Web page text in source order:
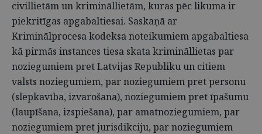
civillietām un krimināllietām, kuras pēc likuma ir
piekritīgas apgabaltiesai. Saskaņā ar
Kriminālprocesa kodeksa noteikumiem apgabaltiesa
kā pirmās instances tiesa skata krimināllietas par
noziegumiem pret Latvijas Republiku un citiem
valsts noziegumiem, par noziegumiem pret personu
(slepkavība, izvarošana), noziegumiem pret īpašumu
(laupīšana, izspiešana), par amatnoziegumiem, par
noziegumiem pret jurisdikciju, par noziegumiem